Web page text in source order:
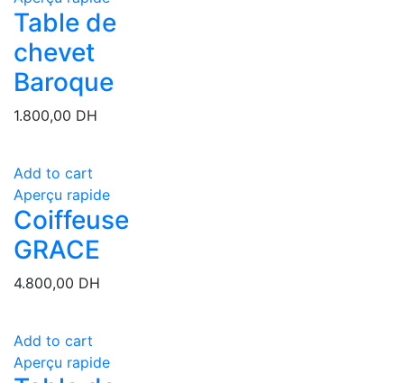
Table de
chevet
Baroque
1.800,00 DH
Add to cart
Aperçu rapide
Coiffeuse
GRACE
4.800,00 DH
Add to cart
Aperçu rapide